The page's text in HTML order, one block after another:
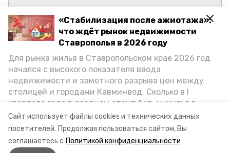
Сайт использует файлы cookies и технических данных
посетителей. Продолжая пользоваться сайтом, Вы
соглашаетесь с Политикой конфиденциальности
«Стабилизация после ажиотажа»:
что ждёт рынок недвижимости
Ставрополья в 2026 году
Для рынка жилья в Ставропольском крае 2026 год
начался с высокого показателя ввода
недвижимости и заметного разрыва цен между
столицей и городами Кавминвод. Сколько в I
квартале года в среднем стоит 1 кв. м жилья в
городах и округах региона, как изменился спрос на
первичку и вторичку, какова себестоимость
стройки собственного жилья в этом году и какие
прогнозы о стоимости квадратных метров дают